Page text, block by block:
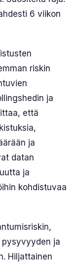
6 viikon
riskin
ja
että
ja
datan
ja
kohdistuvaa
ja
Hiljattainen